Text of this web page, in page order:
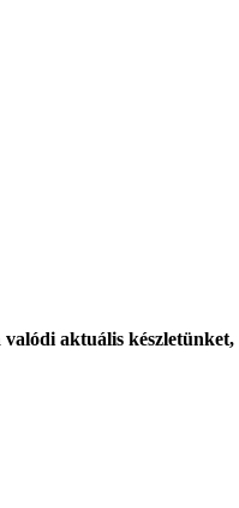
aktuális